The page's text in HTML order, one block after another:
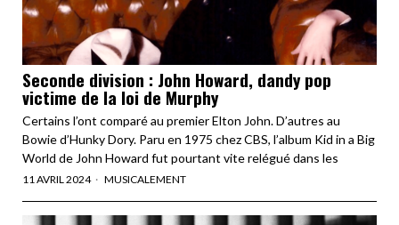
Seconde division : John Howard, dandy pop
victime de la loi de Murphy
Certains l’ont comparé au premier Elton John. D’autres au
Bowie d’Hunky Dory. Paru en 1975 chez CBS, l’album Kid in a Big
World de John Howard fut pourtant vite relégué dans les
11 AVRIL 2024 MUSICALEMENT